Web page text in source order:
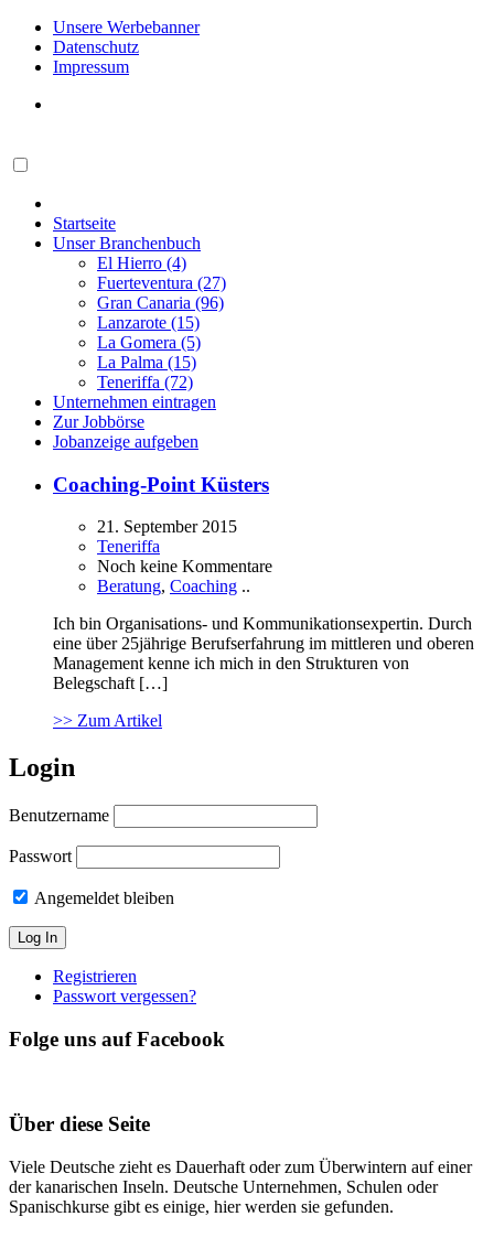
Unsere Werbebanner
Datenschutz
Impressum
Startseite
Unser Branchenbuch
El Hierro (4)
Fuerteventura (27)
Gran Canaria (96)
Lanzarote (15)
La Gomera (5)
La Palma (15)
Teneriffa (72)
Unternehmen eintragen
Zur Jobbörse
Jobanzeige aufgeben
Coaching-Point Küsters
21. September 2015
Teneriffa
Noch keine Kommentare
Beratung, Coaching ..
Ich bin Organisations- und Kommunikationsexpertin. Durch
eine über 25jährige Berufserfahrung im mittleren und oberen
Management kenne ich mich in den Strukturen von
Belegschaft […]
>> Zum Artikel
Login
Benutzername
Passwort
Angemeldet bleiben
Registrieren
Passwort vergessen?
Folge uns auf Facebook
Über diese Seite
Viele Deutsche zieht es Dauerhaft oder zum Überwintern auf einer
der kanarischen Inseln. Deutsche Unternehmen, Schulen oder
Spanischkurse gibt es einige, hier werden sie gefunden.